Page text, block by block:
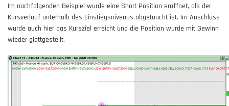
Im nachfolgenden Beispiel wurde eine Short Position eröffnet, als der
Kursverlauf unterhalb des Einstiegsniveaus abgetaucht ist. Im Anschluss
wurde auch hier das Kursziel erreicht und die Position wurde mit Gewinn
wieder glattgestellt.